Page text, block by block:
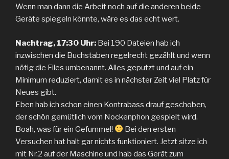
Wenn man dann die Arbeit noch auf die anderen beide
Geräte spiegeln könnte, wäre es das echt wert.
Nachtrag, 17:30 Uhr: Bei 190 Dateien hab ich
inzwischen die Buchstaben regelrecht gezählt und wenn
nötig die Files umbenannt. Alles geputzt und auf ein
Minimum reduziert, damit es in nächster Zeit viel Platz für
Neues gibt.
Eben hab ich schon einen Kontrabass drauf geschoben,
der schön gemütlich vom Nockenphon gespielt wird.
Boah, was für ein Gefummel!
Bei den ersten
Versuchen hat halt gar nichts funktioniert. Jetzt sitze ich
mit Nr.2 auf der Maschine und hab das Gerät zum